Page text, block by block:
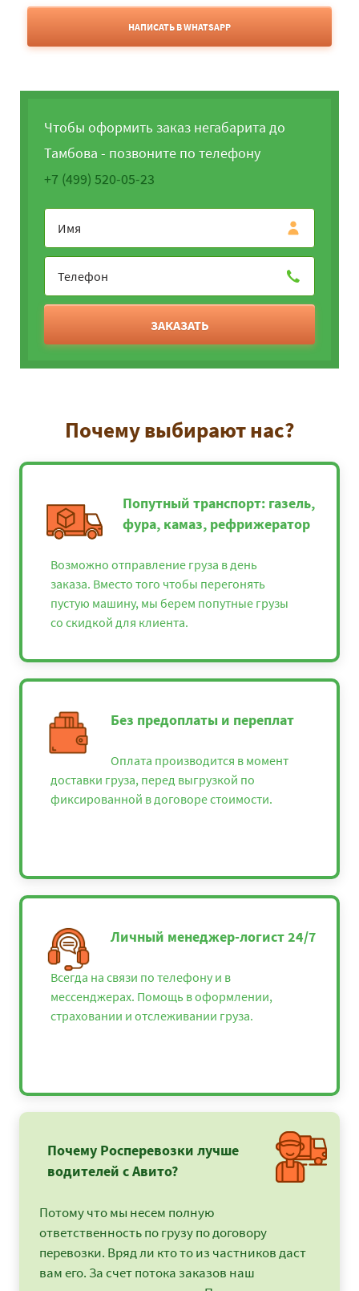
НАПИСАТЬ В WHATSAPP
Чтобы оформить заказ негабарита до
Тамбова - позвоните по телефону
+7 (499) 520-05-23
ЗАКАЗАТЬ
Почему выбирают нас?
Попутный транспорт: газель,
фура, камаз, рефрижератор
Возможно отправление груза в день
заказа. Вместо того чтобы перегонять
пустую машину, мы берем попутные грузы
со скидкой для клиента.
Без предоплаты и переплат
Оплата производится в момент
доставки груза, перед выгрузкой по
фиксированной в договоре стоимости.
Личный менеджер-логист 24/7
Всегда на связи по телефону и в
мессенджерах. Помощь в оформлении,
страховании и отслеживании груза.
Почему Росперевозки лучше
водителей с Авито?
Потому что мы несем полную
ответственность по грузу по договору
перевозки. Вряд ли кто то из частников даст
вам его. За счет потока заказов наш